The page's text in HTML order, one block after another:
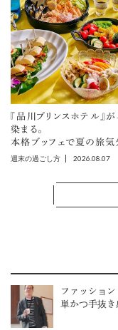
『品川プリンスホテル』
染まる。
本格ブッフェで夏の旅気
週末の過ごし方 2026.08.07
ファッショ
単かつ手抜き